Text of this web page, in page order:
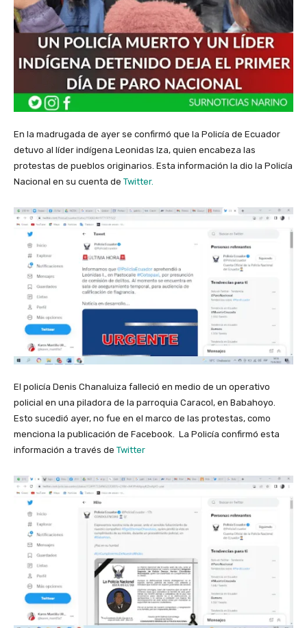
En la madrugada de ayer se confirmó que la Policía de Ecuador
detuvo al líder indígena Leonidas Iza, quien encabeza las
protestas de pueblos originarios. Esta información la dio la Policía
Nacional en su cuenta de Twitter.
El policía Denis Chanaluiza falleció en medio de un operativo
policial en una piladora de la parroquia Caracol, en Babahoyo.
Esto sucedió ayer, no fue en el marco de las protestas, como
menciona la publicación de Facebook. La Policía confirmó esta
información a través de Twitter